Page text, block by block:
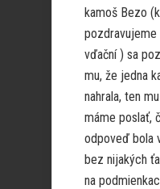
kamoš Bezo
vďační ) sa
mu, že jedna
nahrala, ten
máme poslať,
odpoveď bola
bez nijakých
na